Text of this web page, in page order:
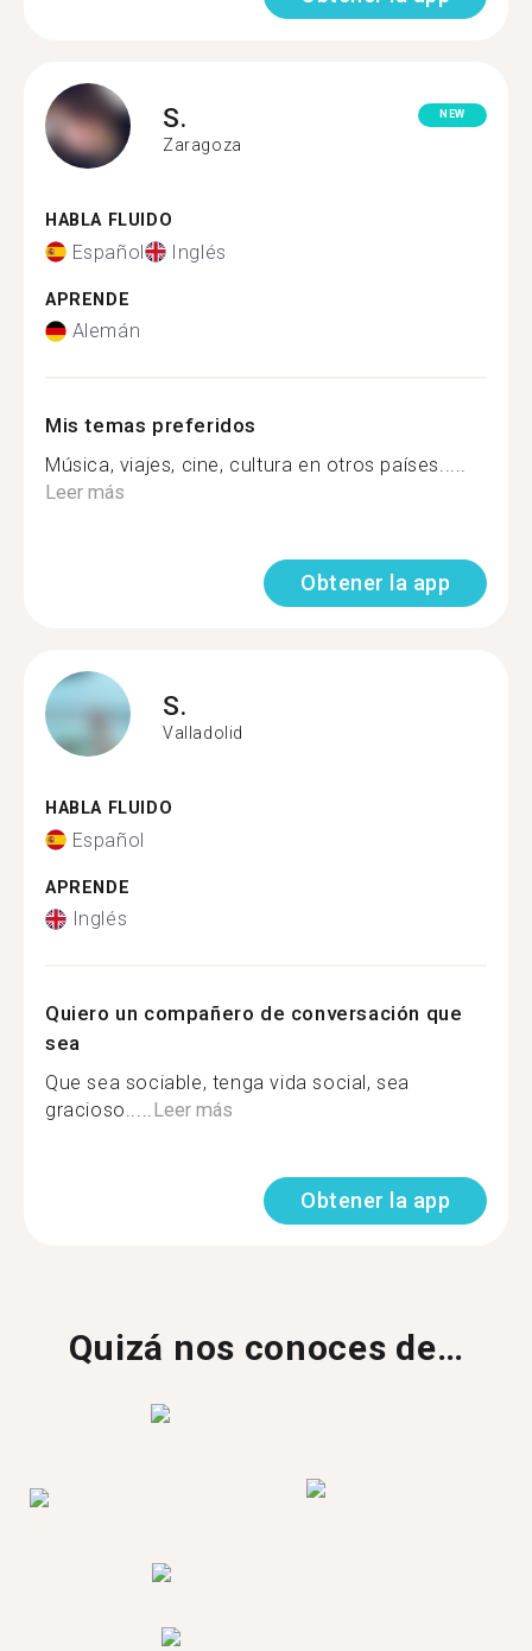
S.
Zaragoza
NEW
HABLA FLUIDO
Español Inglés
APRENDE
Alemán
Mis temas preferidos
Música, viajes, cine, cultura en otros países.....
Leer más
Obtener la app
S.
Valladolid
HABLA FLUIDO
Español
APRENDE
Inglés
Quiero un compañero de conversación que
sea
Que sea sociable, tenga vida social, sea
gracioso.....Leer más
Obtener la app
Quizá nos conoces de…